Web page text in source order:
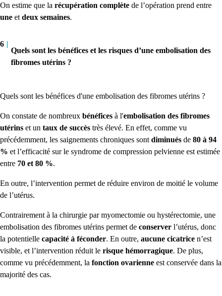
On estime que la récupération complète de l’opération prend entre
une et deux semaines.
6 |
Quels sont les bénéfices et les risques d’une embolisation des
fibromes utérins ?
Quels sont les bénéfices d'une embolisation des fibromes utérins ?
On constate de nombreux bénéfices à l'embolisation des fibromes
utérins et un taux de succès très élevé. En effet, comme vu
précédemment, les saignements chroniques sont diminués de 80 à 94
% et l’efficacité sur le syndrome de compression pelvienne est estimée
entre 70 et 80 %.
En outre, l’intervention permet de réduire environ de moitié le volume
de l’utérus.
Contrairement à la chirurgie par myomectomie ou hystérectomie, une
embolisation des fibromes utérins permet de conserver l’utérus, donc
la potentielle capacité à féconder. En outre, aucune cicatrice n’est
visible, et l’intervention réduit le risque hémorragique. De plus,
comme vu précédemment, la fonction ovarienne est conservée dans la
majorité des cas.